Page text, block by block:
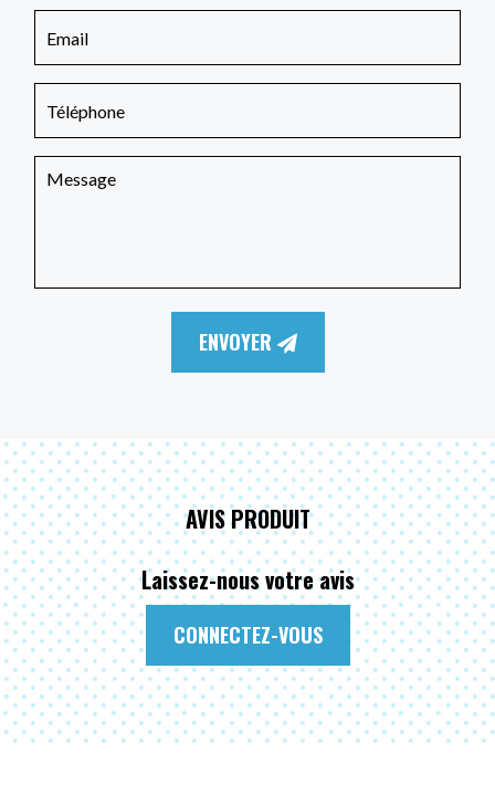
ENVOYER
AVIS PRODUIT
Laissez-nous votre avis
CONNECTEZ-VOUS